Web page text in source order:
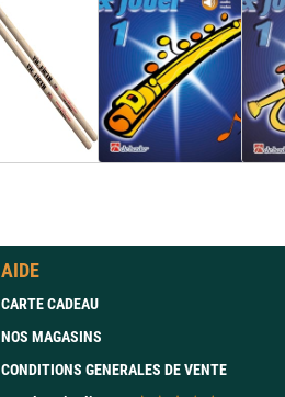
AIDE
CARTE CADEAU
NOS MAGASINS
CONDITIONS GENERALES DE VENTE